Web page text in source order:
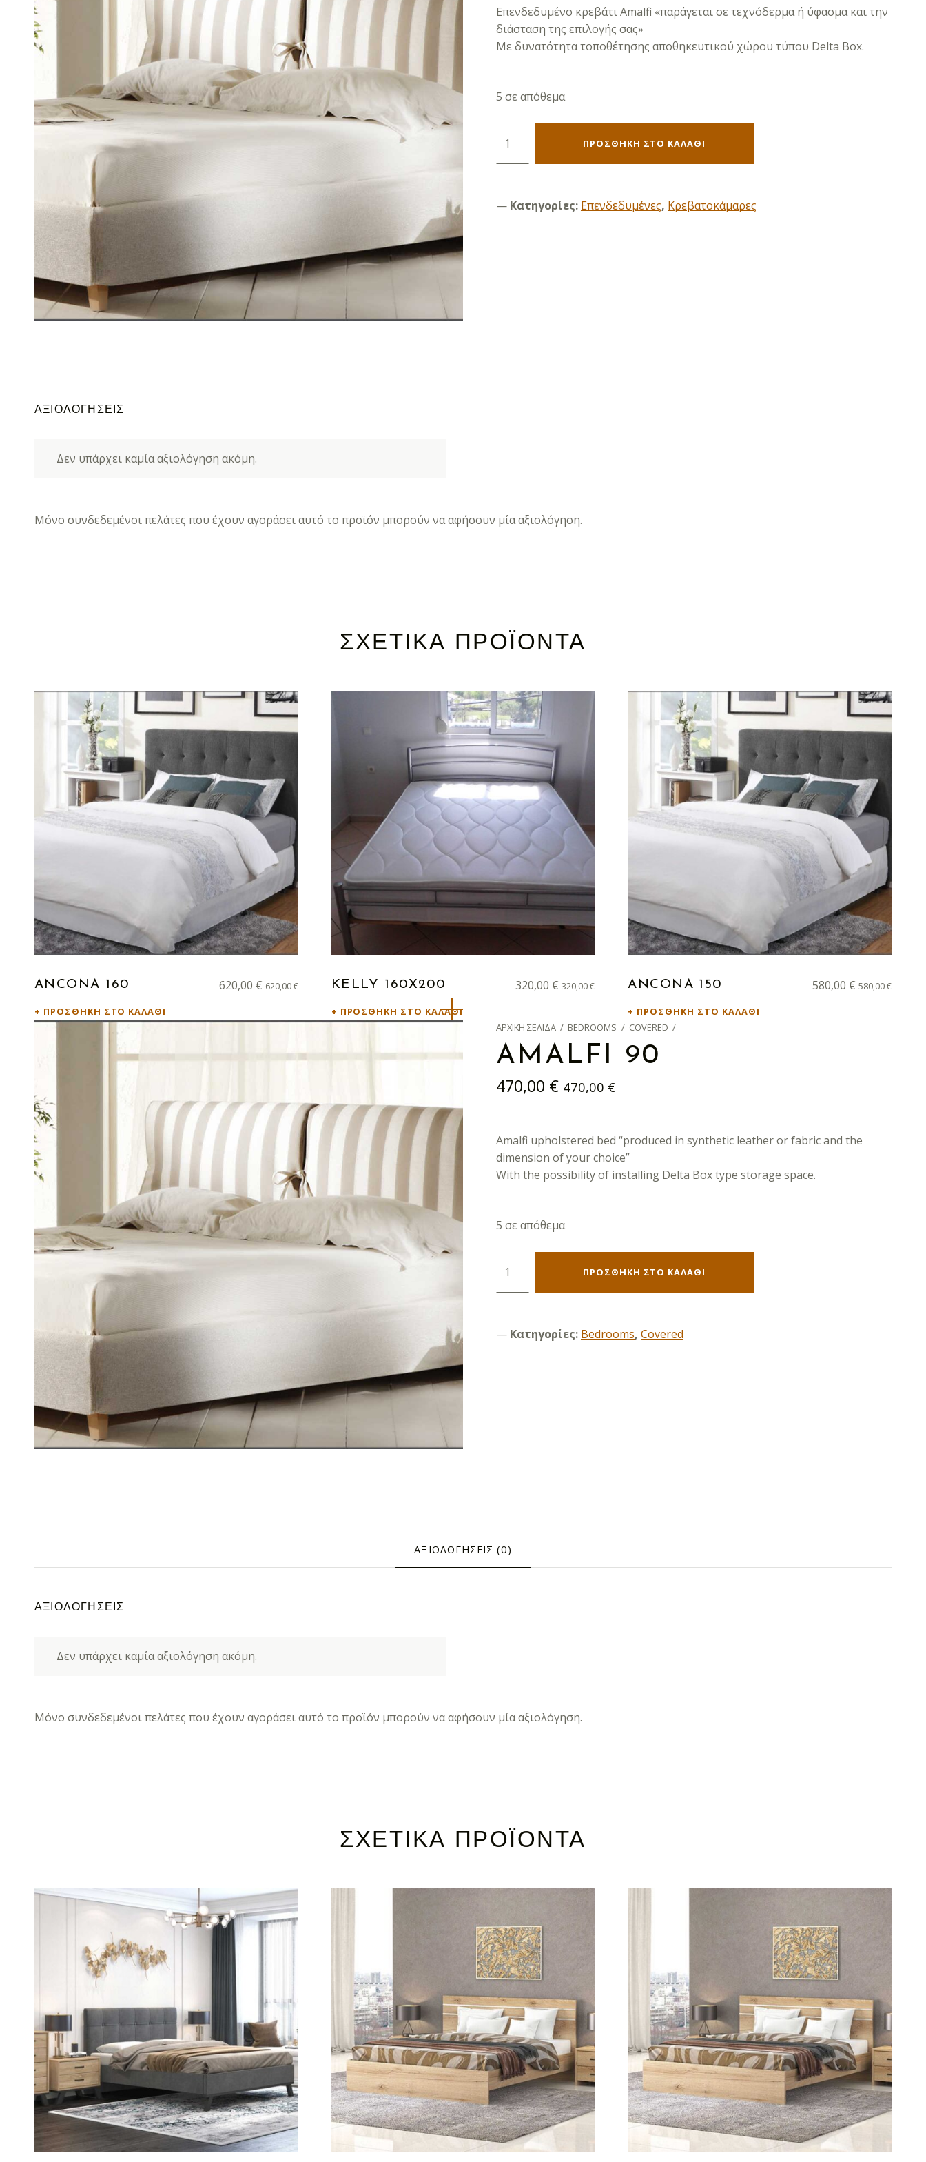
Επενδεδυμένο κρεβάτι Amalfi «παράγεται σε τεχνόδερμα ή ύφασμα και την
διάσταση της επιλογής σας»
Με δυνατότητα τοποθέτησης αποθηκευτικού χώρου τύπου Delta Box.
5 σε απόθεμα
Amalfi 90 ποσότητα
ΠΡΟΣΘΉΚΗ ΣΤΟ ΚΑΛΆΘΙ
Κατηγορίες: Επενδεδυμένες, Κρεβατοκάμαρες
ΑΞΙΟΛΟΓΉΣΕΙΣ
Δεν υπάρχει καμία αξιολόγηση ακόμη.
Μόνο συνδεδεμένοι πελάτες που έχουν αγοράσει αυτό το προϊόν μπορούν να αφήσουν μία αξιολόγηση.
ΣΧΕΤΙΚΆ ΠΡΟΪΌΝΤΑ
ANCONA 160 620,00 € 620,00€
ΠΡΟΣΘΉΚΗ ΣΤΟ ΚΑΛΆΘΙ
KELLY 160X200 320,00 € 320,00€
ΠΡΟΣΘΉΚΗ ΣΤΟ ΚΑΛΆΘΙ
ANCONA 150 580,00 € 580,00€
ΠΡΟΣΘΉΚΗ ΣΤΟ ΚΑΛΆΘΙ
ΑΡΧΙΚΉ ΣΕΛΊΔΑ / BEDROOMS / COVERED /
AMALFI 90
470,00 € 470,00 €
Amalfi upholstered bed “produced in synthetic leather or fabric and the
dimension of your choice”
With the possibility of installing Delta Box type storage space.
5 σε απόθεμα
Amalfi 90 ποσότητα
ΠΡΟΣΘΉΚΗ ΣΤΟ ΚΑΛΆΘΙ
Κατηγορίες: Bedrooms, Covered
ΑΞΙΟΛΟΓΉΣΕΙΣ (0)
ΑΞΙΟΛΟΓΉΣΕΙΣ
Δεν υπάρχει καμία αξιολόγηση ακόμη.
Μόνο συνδεδεμένοι πελάτες που έχουν αγοράσει αυτό το προϊόν μπορούν να αφήσουν μία αξιολόγηση.
ΣΧΕΤΙΚΆ ΠΡΟΪΌΝΤΑ